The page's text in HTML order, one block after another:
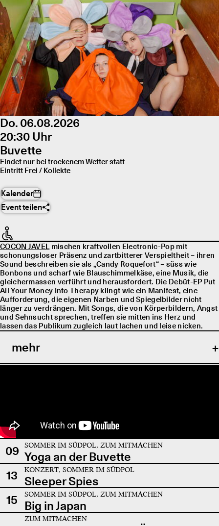
Do. 06.08.2026
20:30 Uhr
Buvette
Findet nur bei trockenem Wetter statt
Eintritt Frei / Kollekte
Kalender
Event teilen
COCON JAVELmischen kraftvollen Electronic-Pop mit
schonungsloser Präsenz und zartbitterer Verspieltheit – ihren
Sound beschreiben sie als „Candy Roquefort“ – süss wie
Bonbons und scharf wie Blauschimmelkäse, eine Musik, die
gleichermassen verführt und herausfordert. Die Debüt-EP Put
All Your Money Into Therapy klingt wie ein Manifest, eine
Aufforderung, die eigenen Narben und Spiegelbilder nicht
länger zu verdrängen. Mit Songs, die von Körperbildern, Angst
und Sehnsucht sprechen, treffen sie mitten ins Herz und
lassen das Publikum zugleich laut lachen und leise nicken.
mehr
09 SOMMER IM SÜDPOL, ZUM MITMACHEN
Yoga an der Buvette
13
KONZERT, SOMMER IM SÜDPOL
Sleeper Spies
15
SOMMER IM SÜDPOL, ZUM MITMACHEN
Big in Japan
ZUM MITMACHEN